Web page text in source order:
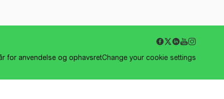
for anvendelse og ophavsretChange your cookie settings